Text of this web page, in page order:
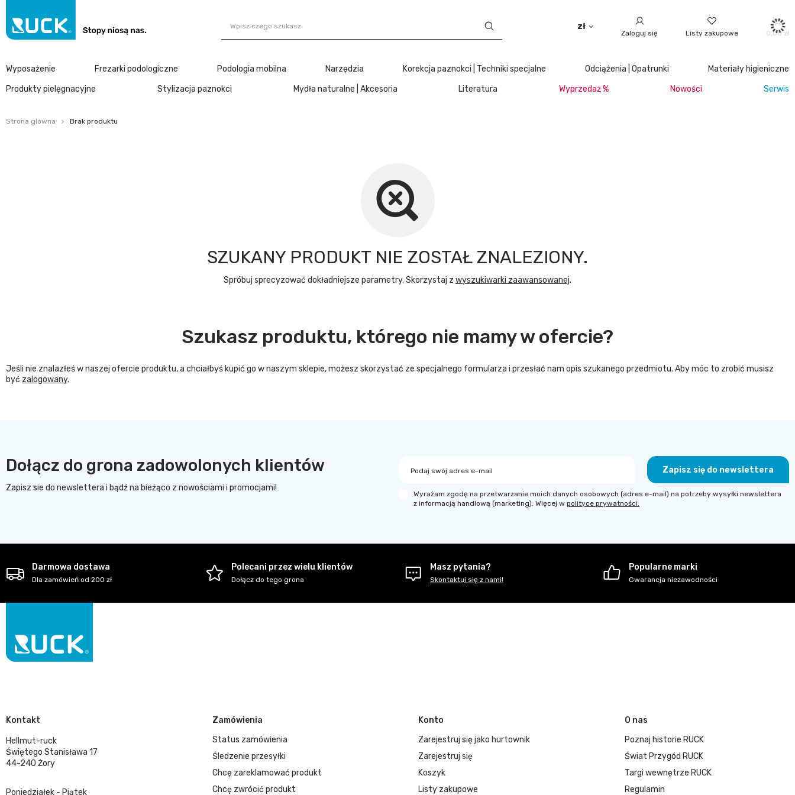
zł
Zaloguj się Listy zakupowe 0,00 zł
Wyposażenie Frezarki podologiczne Podologia mobilna Narzędzia Korekcja paznokci | Techniki specjalne Odciążenia | Opatrunki
Materiały higieniczne
Produkty pielęgnacyjne
Stylizacja paznokci Mydła naturalne | Akcesoria Literatura Wyprzedaż % Nowości Serwis
Strona główna Brak produktu
SZUKANY PRODUKT NIE ZOSTAŁ ZNALEZIONY.
Spróbuj sprecyzować dokładniejsze parametry. Skorzystaj z wyszukiwarki zaawansowanej.
Szukasz produktu, którego nie mamy w ofercie?
Jeśli nie znalazłeś w naszej ofercie produktu, a chciałbyś kupić go w naszym sklepie, możesz skorzystać ze specjalnego formularza i przesłać nam opis szukanego przedmiotu. Aby móc to zrobić musisz
być zalogowany.
Dołącz do grona zadowolonych klientów
Zapisz sie do newslettera i bądź na bieżąco z nowościami i promocjami!
Podaj swój adres e-mail Zapisz się do newslettera
Wyrażam zgodę na przetwarzanie moich danych osobowych (adres e-mail) na potrzeby wysyłki newslettera
z informacją handlową (marketing). Więcej w polityce prywatności.
Darmowa dostawa
Dla zamówień od 200 zł
Polecani przez wielu klientów
Dołącz do tego grona
Masz pytania?
Skontaktuj się z nami!
Popularne marki
Gwarancja niezawodności
Kontakt
Hellmut-ruck
Świętego Stanisława 17
44-240 Żory
Poniedziałek - Piątek
Zamówienia
Status zamówienia
Śledzenie przesyłki
Chcę zareklamować produkt
Chcę zwrócić produkt
Konto
Zarejestruj się jako hurtownik
Zarejestruj się
Koszyk
Listy zakupowe
O nas
Poznaj historie RUCK
Świat Przygód RUCK
Targi wewnętrze RUCK
Regulamin